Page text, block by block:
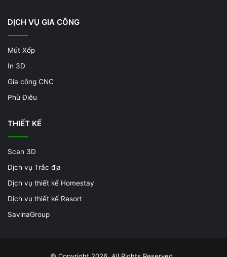
DỊCH VỤ GIA CÔNG
Mút Xốp
In 3D
Gia công CNC
Phù Điêu
THIẾT KẾ
Scan 3D
Dịch vụ Trắc địa
Dịch vụ thiết kế Homestay
Dịch vụ thiết kế Resort
SavinaGroup